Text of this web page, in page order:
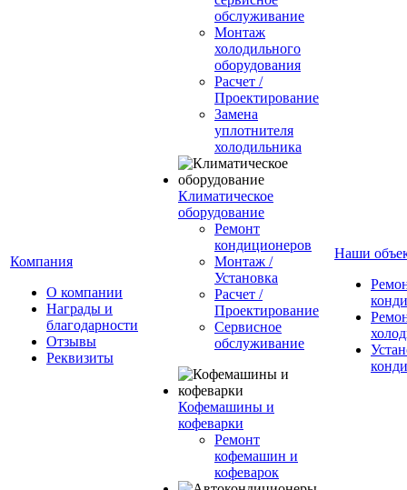
Компания
О компании
Награды и
благодарности
Отзывы
Реквизиты
обслуживание
Монтаж
холодильного
оборудования
Расчет /
Проектирование
Замена
уплотнителя
холодильника
Климатическое
оборудование
Ремонт
кондиционеров
Монтаж /
Установка
Расчет /
Проектирование
Сервисное
обслуживание
Кофемашины и
кофеварки
Ремонт
кофемашин и
кофеварок
Наши